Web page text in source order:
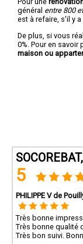
général entre 800
est à refaire, s'il y a
De plus, si vous
0%. Pour en
maison ou
5
PHILIPPE V de
Très bonne
Très bonne qualité
Très bon suivi.